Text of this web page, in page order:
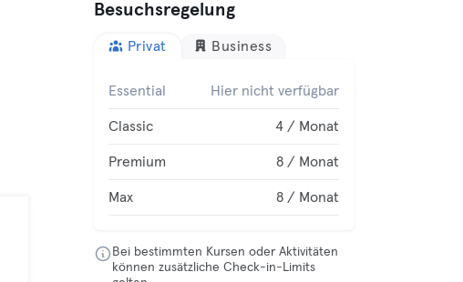
Besuchsregelung
Privat Business
Essential Hier nicht verfügbar
Classic 4 / Monat
Premium 8 / Monat
Max 8 / Monat
Bei bestimmten Kursen oder Aktivitäten
können zusätzliche Check-in-Limits